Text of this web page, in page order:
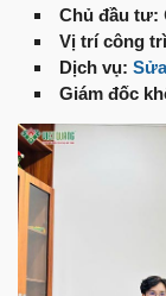
Chủ đầu tư:
Vị trí công
Dịch vụ:
Giám đốc